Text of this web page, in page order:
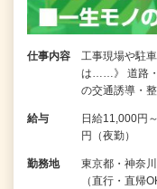
仕事内容
工事現場や駐
は……》 道路・
の交通誘導・
給与
日給11,000円
円（夜勤）
勤務地
東京都・神奈
（直行・直帰